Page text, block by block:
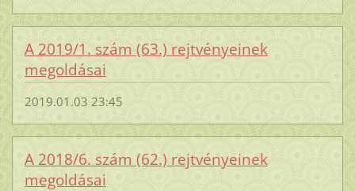
A 2019/1. szám (63.) rejtvényeinek
megoldásai
2019.01.03 23:45
A 2018/6. szám (62.) rejtvényeinek
megoldásai